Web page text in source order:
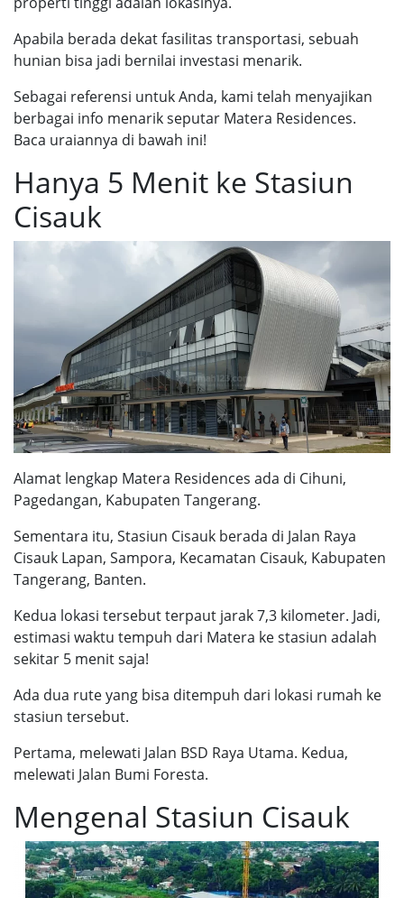
Apabila berada dekat fasilitas transportasi, sebuah
hunian bisa jadi bernilai investasi menarik.
Sebagai referensi untuk Anda, kami telah menyajikan
berbagai info menarik seputar Matera Residences.
Baca uraiannya di bawah ini!
Hanya 5 Menit ke Stasiun
Cisauk
Alamat lengkap Matera Residences ada di Cihuni,
Pagedangan, Kabupaten Tangerang.
Sementara itu, Stasiun Cisauk berada di Jalan Raya
Cisauk Lapan, Sampora, Kecamatan Cisauk, Kabupaten
Tangerang, Banten.
Kedua lokasi tersebut terpaut jarak 7,3 kilometer. Jadi,
estimasi waktu tempuh dari Matera ke stasiun adalah
sekitar 5 menit saja!
Ada dua rute yang bisa ditempuh dari lokasi rumah ke
stasiun tersebut.
Pertama, melewati Jalan BSD Raya Utama. Kedua,
melewati Jalan Bumi Foresta.
Mengenal Stasiun Cisauk